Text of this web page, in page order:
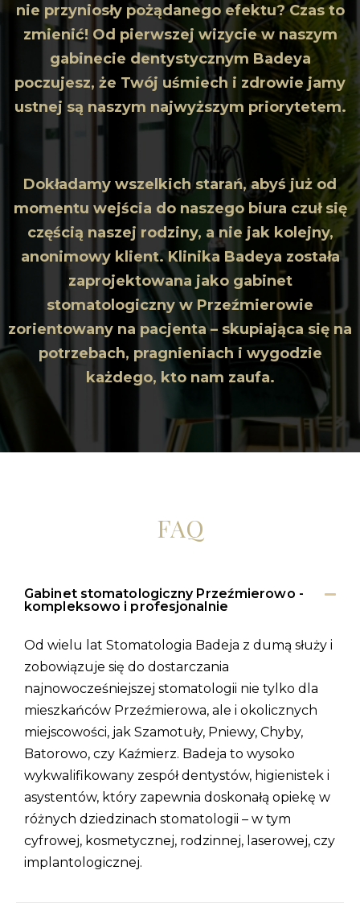
nie przyniosły pożądanego efektu? Czas to
zmienić! Od pierwszej wizycie w naszym
gabinecie dentystycznym Badeya
poczujesz, że Twój uśmiech i zdrowie jamy
ustnej są naszym najwyższym priorytetem.
Dokładamy wszelkich starań, abyś już od
momentu wejścia do naszego biura czuł się
częścią naszej rodziny, a nie jak kolejny,
anonimowy klient. Klinika Badeya została
zaprojektowana jako gabinet
stomatologiczny w Przeźmierowie
zorientowany na pacjenta – skupiająca się na
potrzebach, pragnieniach i wygodzie
każdego, kto nam zaufa.
FAQ
Gabinet stomatologiczny Przeźmierowo -
kompleksowo i profesjonalnie
Od wielu lat Stomatologia Badeja z dumą służy i
zobowiązuje się do dostarczania
najnowocześniejszej stomatologii nie tylko dla
mieszkańców Przeźmierowa, ale i okolicznych
miejscowości, jak Szamotuły, Pniewy, Chyby,
Batorowo, czy Kaźmierz. Badeja to wysoko
wykwalifikowany zespół dentystów, higienistek i
asystentów, który zapewnia doskonałą opiekę w
różnych dziedzinach stomatologii – w tym
cyfrowej, kosmetycznej, rodzinnej, laserowej, czy
implantologicznej.